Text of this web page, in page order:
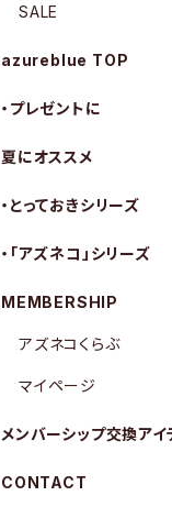
SALE
azureblue TOP
・プレゼントに
夏にオススメ
・とっておきシリーズ
・「アズネコ」シリーズ
MEMBERSHIP
アズネコくらぶ
マイページ
メンバーシップ交換アイ
CONTACT